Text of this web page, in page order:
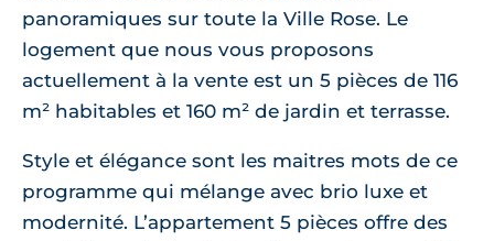
panoramiques sur toute la Ville Rose. Le
logement que nous vous proposons
actuellement à la vente est un 5 pièces de 116
m² habitables et 160 m² de jardin et terrasse.
Style et élégance sont les maitres mots de ce
programme qui mélange avec brio luxe et
modernité. L’appartement 5 pièces offre des